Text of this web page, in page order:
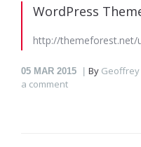
WordPress
http://themeforest.net/
05 MAR 2015 By Geoffrey
a comment